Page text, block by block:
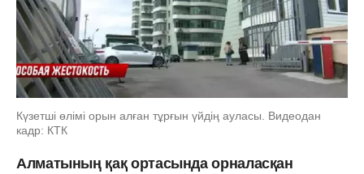
Күзетші өлімі орын алған тұрғын үйдің ауласы. Видеодан
кадр: КТК
Алматының қақ ортасында орналасқан